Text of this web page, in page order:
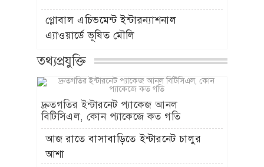
গ্লোবাল এচিভমেন্ট ইন্টারন্যাশনাল
এ্যাওয়ার্ডে ভূষিত মৌলি
তথ্যপ্রযুক্তি
দ্রুতগতির ইন্টারনেট প্যাকেজ আনল
বিটিসিএল, কোন প্যাকেজে কত গতি
আজ রাতে বাসাবাড়িতে ইন্টারনেট চালুর
আশা